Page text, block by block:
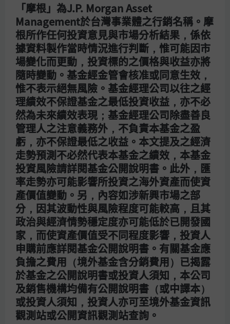
「摩根」為J.P. Morgan Asset
Management於台灣事業體之行銷名稱。摩
根所作任何投資意見與市場分析結果，係依
據資料製作當時情況進行判斷，惟可能因市
場變化而更動，投資標的之價格與收益亦將
隨時變動。基金經金管會核准或同意生效，
惟不表示絕無風險。基金經理公司以往之經
理績效不保證基金之最低投資收益，亦不必
然為未來績效表現；基金經理公司除盡善良
管理人之注意義務外，不負責本基金之盈
虧，亦不保證最低之收益。本文提及之經濟
走勢預測不必然代表本基金之績效，本基金
投資風險請詳閱基金公開說明書。此外，匯
率走勢亦可能影響所投資之海外資產而使資
產價值變動。另，內容如涉新興市場之部
分，因其波動性與風險程度可能較高，且其
政治與經濟情勢穩定度亦可能低於已開發國
家，而使資產價值受不同程度影響，投資人
申購前應詳閱基金公開說明書。有關基金應
負擔之費用（境外基金含分銷費用）已揭露
於基金之公開說明書或投資人須知，本公司
及銷售機構均備有公開說明書（或中譯本）
或投資人須知，投資人亦可至境外基金資訊
觀測站或公開資訊觀測站查詢。
3. 專家操盤，基金投資分散持股降低風險。
第一桶金，是年輕族群打造理想生活的起手式。但也正因為
是「起手式」，所以一開始的本金必然比較少、能承受的風
險也不高，而且，需要的準備的時間也比較長。所以，如果
要達到第一桶金的投資目標，對年輕族群來說，共同基金可
以說是更友善的理財工具。
定期定額加上投資專家主
動式管理，讓年輕族群省時
又省力
在累積到第一桶金之前，年輕族群可投資
的本金其實是不多的，例如一個月只能勉
強擠出3,000元來投資，當理財已經成為
全民運動的當下，進入門檻愈低的金融工
具(如共同基金、零股和ETF)，就愈容易